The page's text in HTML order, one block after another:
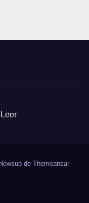
de Themeansar